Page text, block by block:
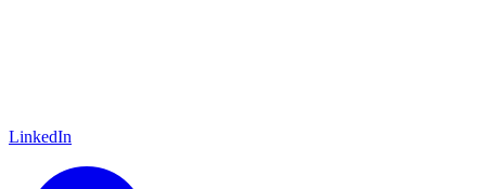
LinkedIn